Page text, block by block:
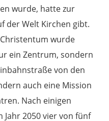
wurde, hatte zur
der Welt Kirchen gibt.
wurde
ein Zentrum, sondern
von den
auch eine Mission
Nach einigen
Jahr 2050 vier von fünf